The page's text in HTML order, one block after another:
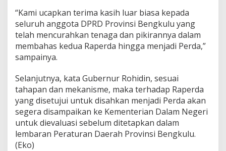
“Kami ucapkan terima kasih luar biasa kepada
seluruh anggota DPRD Provinsi Bengkulu yang
telah mencurahkan tenaga dan pikirannya dalam
membahas kedua Raperda hingga menjadi Perda,”
sampainya.
Selanjutnya, kata Gubernur Rohidin, sesuai
tahapan dan mekanisme, maka terhadap Raperda
yang disetujui untuk disahkan menjadi Perda akan
segera disampaikan ke Kementerian Dalam Negeri
untuk dievaluasi sebelum ditetapkan dalam
lembaran Peraturan Daerah Provinsi Bengkulu.
(Eko)